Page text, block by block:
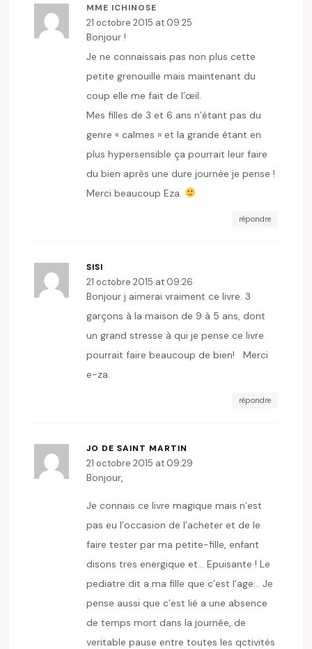
MME ICHINOSE
21 octobre 2015 at 09:25
Bonjour !
Je ne connaissais pas non plus cette
petite grenouille mais maintenant du
coup elle me fait de l’œil.
Mes filles de 3 et 6 ans n’étant pas du
genre « calmes » et la grande étant en
plus hypersensible ça pourrait leur faire
du bien après une dure journée je pense !
Merci beaucoup Eza.
répondre
SISI
21 octobre 2015 at 09:26
Bonjour j aimerai vraiment ce livre. 3
garçons à la maison de 9 à 5 ans, dont
un grand stresse à qui je pense ce livre
pourrait faire beaucoup de bien! Merci
e-za
répondre
JO DE SAINT MARTIN
21 octobre 2015 at 09:29
Bonjour,
Je connais ce livre magique mais n’est
pas eu l’occasion de l’acheter et de le
faire tester par ma petite-fille, enfant
disons tres energique et… Epuisante ! Le
pediatre dit a ma fille que c’est l’age… Je
pense aussi que c’est lié a une absence
de temps mort dans la journée, de
veritable pause entre toutes les qctivités